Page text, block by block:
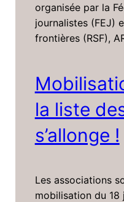
organisée par la
journalistes (FEJ)
frontières (RSF),
la liste
s’allonge !
Les associations
mobilisation du 18